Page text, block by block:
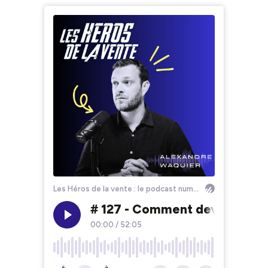
Les Héros de la vente : le podcast numéro 1 pour apprendre à vendre
# 127 - Comment devenir un
00:00 / 52:05